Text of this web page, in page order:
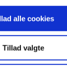
alle cookies
Tillad valgte